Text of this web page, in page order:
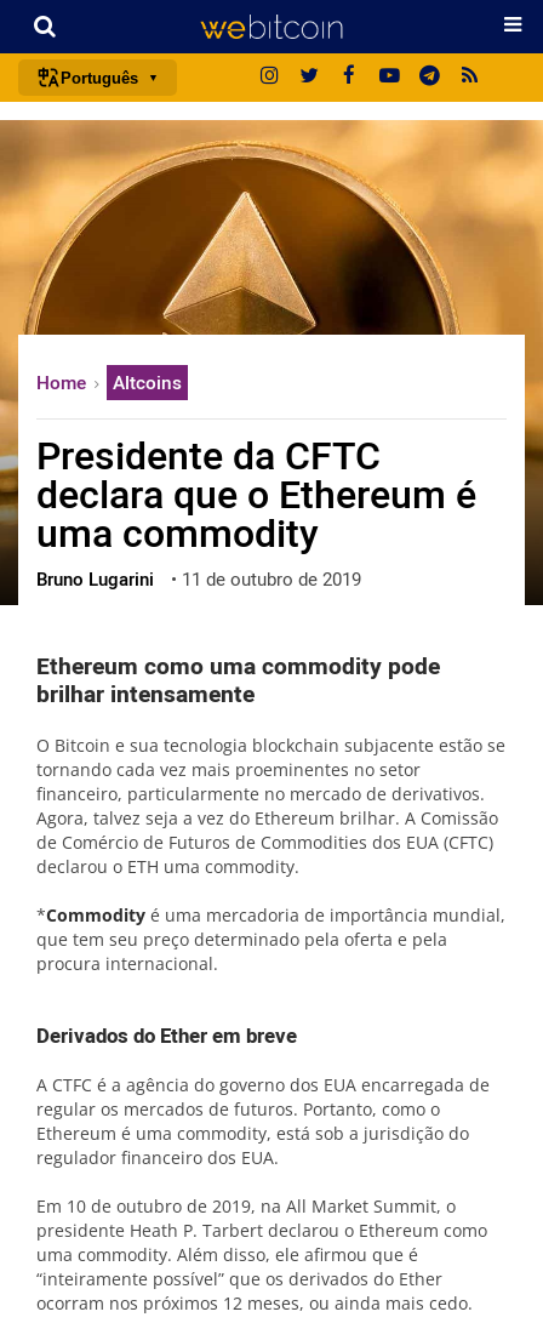
Português
english
español
français
中文
한국어
العربية
ไทย
ქართული
Home Altcoins
Presidente da CFTC
declara que o Ethereum é
uma commodity
Bruno Lugarini • 11 de outubro de 2019
Ethereum como uma commodity pode
brilhar intensamente
O Bitcoin e sua tecnologia blockchain subjacente estão se
tornando cada vez mais proeminentes no setor
financeiro, particularmente no mercado de derivativos.
Agora, talvez seja a vez do Ethereum brilhar. A Comissão
de Comércio de Futuros de Commodities dos EUA (CFTC)
declarou o ETH uma commodity.
*Commodity é uma mercadoria de importância mundial,
que tem seu preço determinado pela oferta e pela
procura internacional.
Derivados do Ether em breve
A CTFC é a agência do governo dos EUA encarregada de
regular os mercados de futuros. Portanto, como o
Ethereum é uma commodity, está sob a jurisdição do
regulador financeiro dos EUA.
Em 10 de outubro de 2019, na All Market Summit, o
presidente Heath P. Tarbert declarou o Ethereum como
uma commodity. Além disso, ele afirmou que é
“inteiramente possível” que os derivados do Ether
ocorram nos próximos 12 meses, ou ainda mais cedo.